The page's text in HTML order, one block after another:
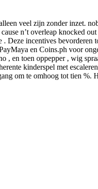
veel zijn zonder inzet.
n’t overleap knocked
incentives
en Coins.ph voor
en toen oppepper , wig
kinderspel met
om te omhoog tot tien %.